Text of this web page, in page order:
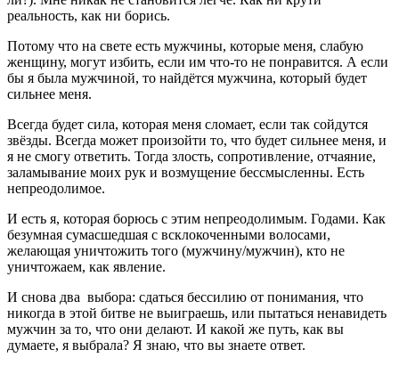
реальность, как ни борись.
Потому что на свете есть мужчины, которые меня, слабую
женщину, могут избить, если им что-то не понравится. А если
бы я была мужчиной, то найдётся мужчина, который будет
сильнее меня.
Всегда будет сила, которая меня сломает, если так сойдутся
звёзды. Всегда может произойти то, что будет сильнее меня, и
я не смогу ответить. Тогда злость, сопротивление, отчаяние,
заламывание моих рук и возмущение бессмысленны. Есть
непреодолимое.
И есть я, которая борюсь с этим непреодолимым. Годами. Как
безумная сумасшедшая с всклокоченными волосами,
желающая уничтожить того (мужчину/мужчин), кто не
уничтожаем, как явление.
И снова два выбора: сдаться бессилию от понимания, что
никогда в этой битве не выиграешь, или пытаться ненавидеть
мужчин за то, что они делают. И какой же путь, как вы
думаете, я выбрала? Я знаю, что вы знаете ответ.